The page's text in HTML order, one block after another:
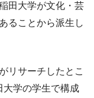
田大学が文化・芸
ることから派生し
リサーチしたとこ
大学の学生で構成